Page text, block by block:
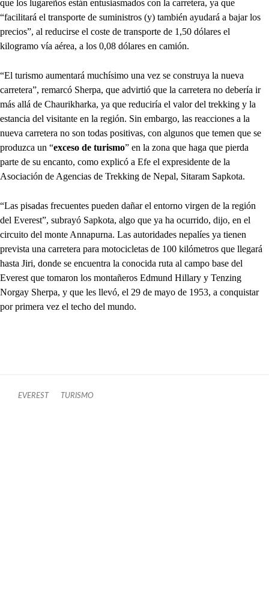
que los lugareños están entusiasmados con la carretera, ya que
“facilitará el transporte de suministros (y) también ayudará a bajar los
precios”, al reducirse el coste de transporte de 1,50 dólares el
kilogramo vía aérea, a los 0,08 dólares en camión.
“El turismo aumentará muchísimo una vez se construya la nueva
carretera”, remarcó Sherpa, que advirtió que la carretera no debería ir
más allá de Chaurikharka, ya que reduciría el valor del trekking y la
estancia del visitante en la región. Sin embargo, las reacciones a la
nueva carretera no son todas positivas, con algunos que temen que se
produzca un “exceso de turismo” en la zona que haga que pierda
parte de su encanto, como explicó a Efe el expresidente de la
Asociación de Agencias de Trekking de Nepal, Sitaram Sapkota.
“Las pisadas frecuentes pueden dañar el entorno virgen de la región
del Everest”, subrayó Sapkota, algo que ya ha ocurrido, dijo, en el
circuito del monte Annapurna. Las autoridades nepalíes ya tienen
prevista una carretera para motocicletas de 100 kilómetros que llegará
hasta Jiri, donde se encuentra la conocida ruta al campo base del
Everest que tomaron los montañeros Edmund Hillary y Tenzing
Norgay Sherpa, y que les llevó, el 29 de mayo de 1953, a conquistar
por primera vez el techo del mundo.
EVEREST TURISMO